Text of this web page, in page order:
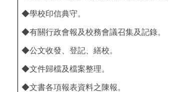
◆學校印信典守。
◆有關行政會報及校務會議召集及記錄。
◆公文收發、登記、繕校。
◆文件歸檔及檔案整理。
◆文書各項報表資料之陳報。